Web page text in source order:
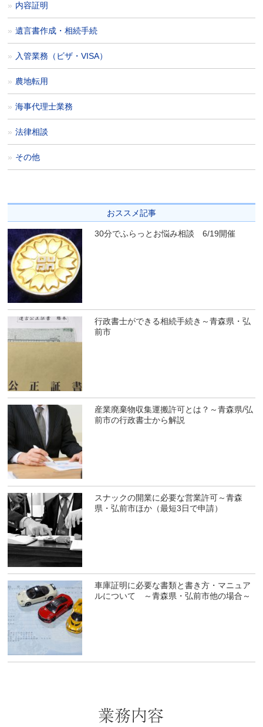
内容証明
遺言書作成・相続手続
入管業務（ビザ・VISA）
農地転用
海事代理士業務
法律相談
その他
おススメ記事
30分でふらっとお悩み相談 6/19開催
行政書士ができる相続手続き～青森県・弘
前市
産業廃棄物収集運搬許可とは？～青森県/弘
前市の行政書士から解説
スナックの開業に必要な営業許可～青森
県・弘前市ほか（最短3日で申請）
車庫証明に必要な書類と書き方・マニュア
ルについて ～青森県・弘前市他の場合～